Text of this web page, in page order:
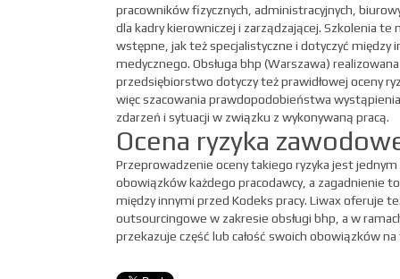
pracowników fizycznych, administracyjnych,
dla kadry kierowniczej i zarządzającej. Szkolenia te
wstępne, jak też specjalistyczne i dotyczyć między
medycznego. Obsługa bhp (Warszawa)
przedsiębiorstwo dotyczy też prawidłowej oceny
więc szacowania prawdopodobieństwa
zdarzeń i sytuacji w związku z wykonywaną pracą.
Ocena ryzyka
Przeprowadzenie oceny takiego ryzyka jest jednym
obowiązków każdego pracodawcy, a zagadnienie
między innymi przed Kodeks pracy. Liwax oferuje
outsourcingowe w zakresie obsługi bhp, a w
przekazuje część lub całość swoich obowiązków